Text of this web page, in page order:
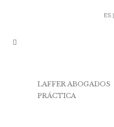
ES |
LAFFER ABOGADOS
PRÁCTICA